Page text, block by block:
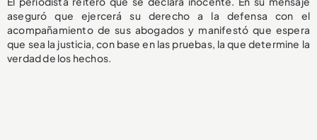
aseguró que ejercerá su derecho a la defensa con el
acompañamiento de sus abogados y manifestó que espera
que sea la justicia, con base en las pruebas, la que determine la
verdad de los hechos.